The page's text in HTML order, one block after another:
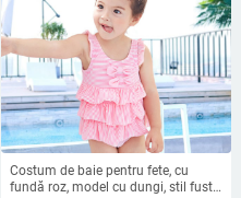
Costum de baie pentru fete, cu
fundă roz, model cu dungi, stil fustă